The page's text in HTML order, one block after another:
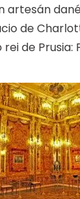
artesán
de
de Prusia: